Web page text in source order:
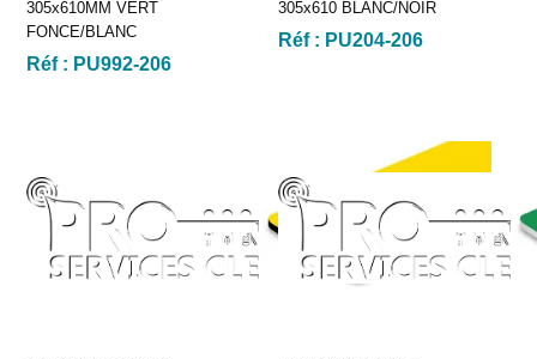
305x610MM VERT
FONCE/BLANC
Réf : PU992-206
305x610 BLANC/NOIR
Réf : PU204-206